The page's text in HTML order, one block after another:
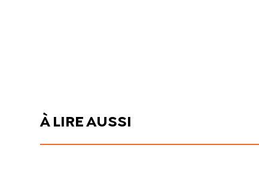
À LIRE AUSSI